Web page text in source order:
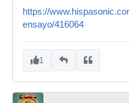
https://
ensayo/416064
1